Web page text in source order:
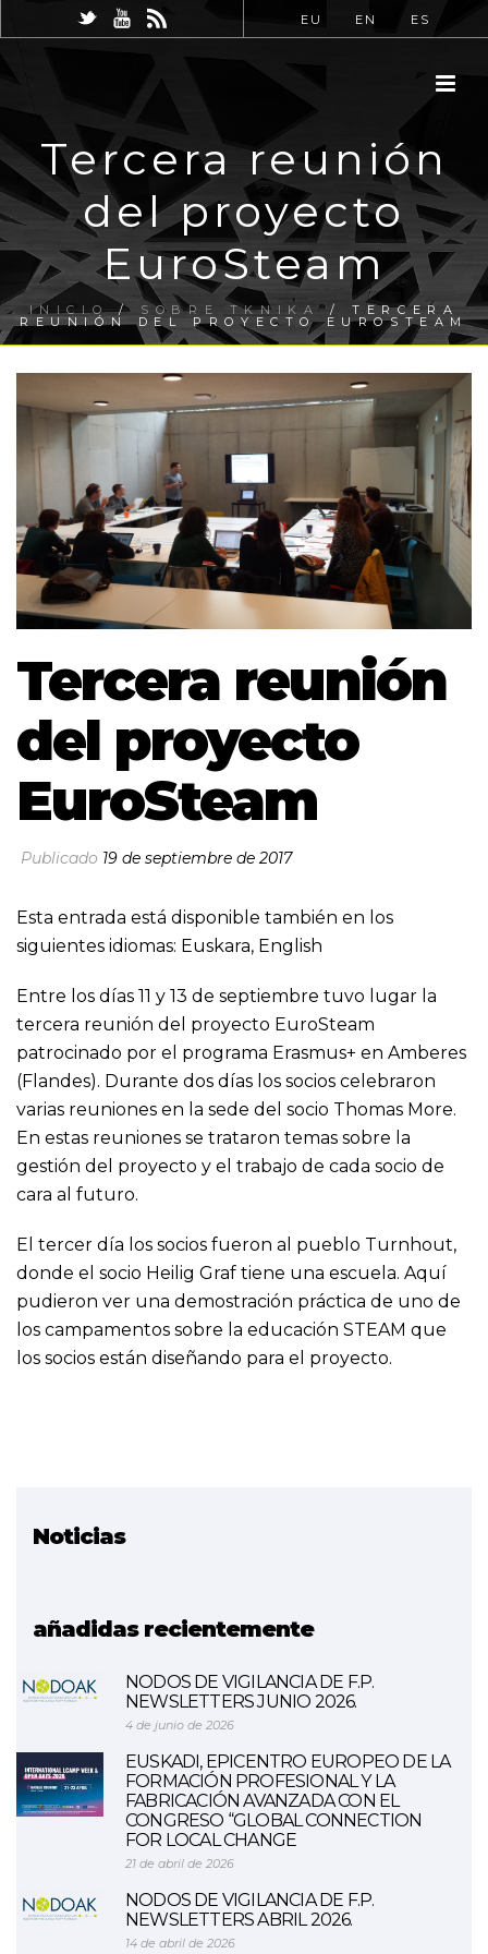
EU EN ES
Tercera reunión
del proyecto
EuroSteam
INICIO/ SOBRE TKNIKA/ TERCERA
REUNIÓN DEL PROYECTO EUROSTEAM
Tercera reunión
del proyecto
EuroSteam
Publicado 19 de septiembre de 2017
Esta entrada está disponible también en los
siguientes idiomas: Euskara, English
Entre los días 11 y 13 de septiembre tuvo lugar la
tercera reunión del proyecto EuroSteam
patrocinado por el programa Erasmus+ en Amberes
(Flandes). Durante dos días los socios celebraron
varias reuniones en la sede del socio Thomas More.
En estas reuniones se trataron temas sobre la
gestión del proyecto y el trabajo de cada socio de
cara al futuro.
El tercer día los socios fueron al pueblo Turnhout,
donde el socio Heilig Graf tiene una escuela. Aquí
pudieron ver una demostración práctica de uno de
los campamentos sobre la educación STEAM que
los socios están diseñando para el proyecto.
Noticias
añadidas recientemente
NODOS DE VIGILANCIA DE F.P.
NEWSLETTERS JUNIO 2026.
4 de junio de 2026
EUSKADI, EPICENTRO EUROPEO DE LA
FORMACIÓN PROFESIONAL Y LA
FABRICACIÓN AVANZADA CON EL
CONGRESO “GLOBAL CONNECTION
FOR LOCAL CHANGE
21 de abril de 2026
NODOS DE VIGILANCIA DE F.P.
NEWSLETTERS ABRIL 2026.
14 de abril de 2026